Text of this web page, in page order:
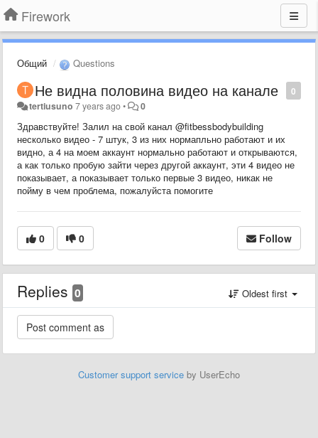
Firework
Общий Questions
0
Не видна половина видео на канале
tertiusuno 7 years ago• 0
Здравствуйте! Залил на свой канал @fitbessbodybuilding
несколько видео - 7 штук, 3 из них нормапльно работают и их
видно, а 4 на моем аккаунт нормально работают и открываются,
а как только пробую зайти через другой аккаунт, эти 4 видео не
показывает, а показывает только первые 3 видео, никак не
пойму в чем проблема, пожалуйста помогите
0 0 Follow
Replies 0 Oldest first
Customer support service by UserEcho